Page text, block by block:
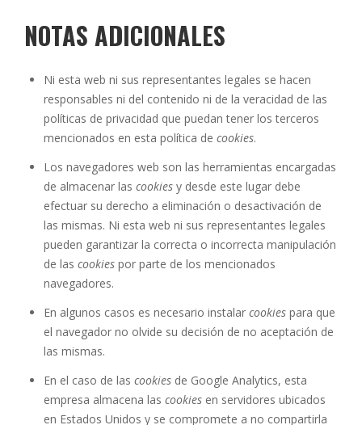
NOTAS ADICIONALES
Ni esta web ni sus representantes legales se hacen
responsables ni del contenido ni de la veracidad de las
políticas de privacidad que puedan tener los terceros
mencionados en esta política de cookies.
Los navegadores web son las herramientas encargadas
de almacenar las cookies y desde este lugar debe
efectuar su derecho a eliminación o desactivación de
las mismas. Ni esta web ni sus representantes legales
pueden garantizar la correcta o incorrecta manipulación
de las cookies por parte de los mencionados
navegadores.
En algunos casos es necesario instalar cookies para que
el navegador no olvide su decisión de no aceptación de
las mismas.
En el caso de las cookies de Google Analytics, esta
empresa almacena las cookies en servidores ubicados
en Estados Unidos y se compromete a no compartirla